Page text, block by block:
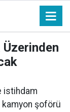
istihdam
kamyon şoförü